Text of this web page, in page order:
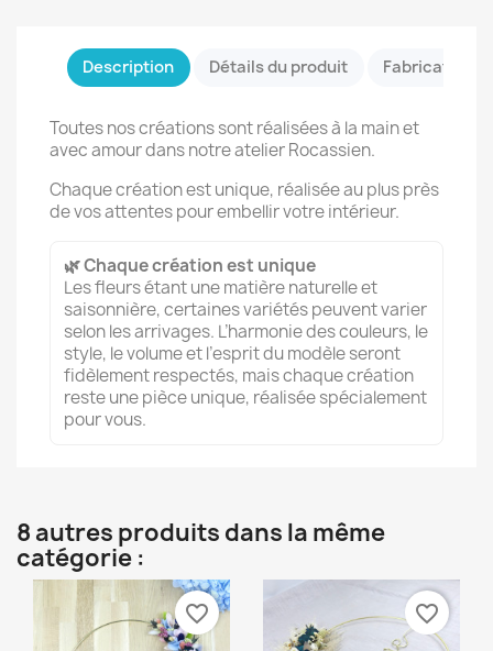
Description Détails du produit Fabrication
Toutes nos créations sont réalisées à la main et
avec amour dans notre atelier Rocassien.
Chaque création est unique, réalisée au plus près
de vos attentes pour embellir votre intérieur.
🌿 Chaque création est unique
Les fleurs étant une matière naturelle et
saisonnière, certaines variétés peuvent varier
selon les arrivages. L’harmonie des couleurs, le
style, le volume et l’esprit du modèle seront
fidèlement respectés, mais chaque création
reste une pièce unique, réalisée spécialement
pour vous.
8 autres produits dans la même
catégorie :
favorite_border favorite_border